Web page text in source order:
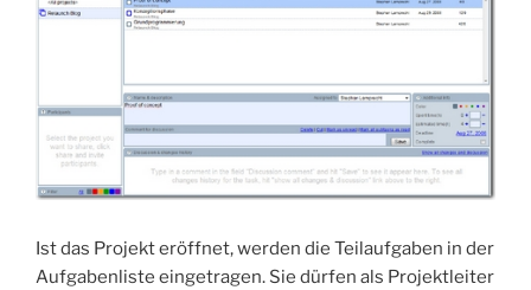
Ist das Projekt eröffnet, werden die Teilaufgaben in der
Aufgabenliste eingetragen. Sie dürfen als Projektleiter